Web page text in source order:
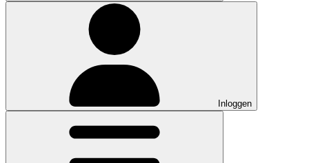
Inloggen